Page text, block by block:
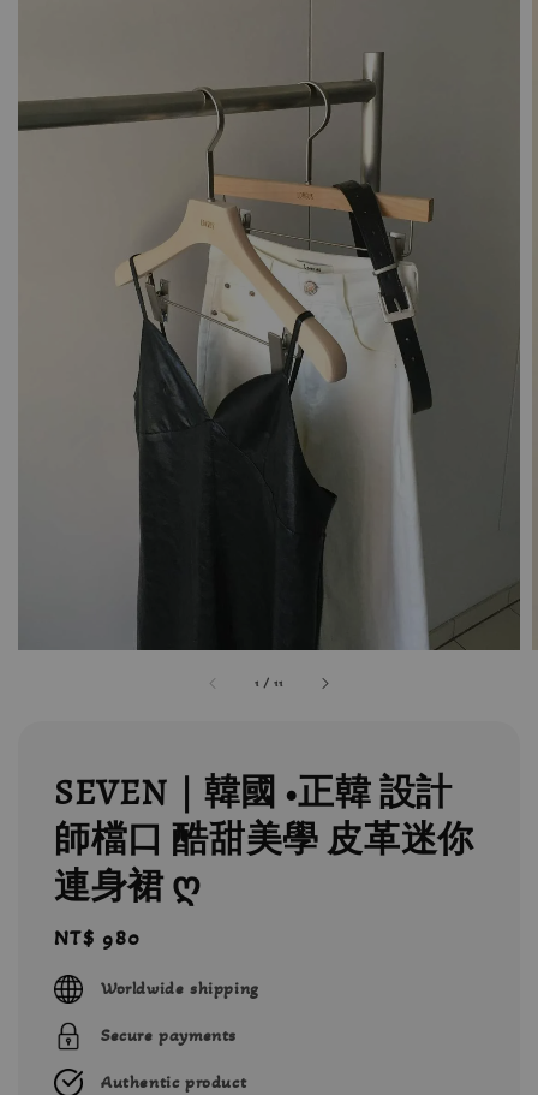
1 /11
SEVEN｜韓國 •正韓 設計
師檔口 酷甜美學 皮革迷你
連身裙 ღ
Regular
price
NT$ 980
Worldwide shipping
Secure payments
Authentic product